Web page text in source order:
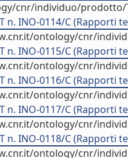
cnr/individuo/prodotto/
n. INO-0114/C
ontology/cnr/
n. INO-0115/C
ontology/cnr/
n. INO-0116/C
ontology/cnr/
n. INO-0117/C
ontology/cnr/
n. INO-0118/C
ontology/cnr/